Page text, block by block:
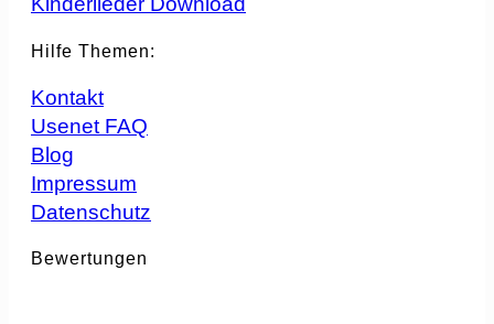
Hilfe Themen:
Kontakt
Usenet FAQ
Blog
Impressum
Datenschutz
Bewertungen